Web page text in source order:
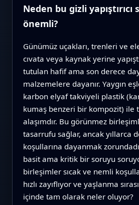
Neden bu gizli yapıştırıcı
önemli?
Günümüz uçakları, trenleri ve
cıvata veya kaynak yerine
tutulan hafif ama son derece
malzemelere dayanır. Yaygın
karbon elyaf takviyeli plastik
kumaş benzeri bir kompozit) ile
alaşımdır. Bu görünmez
tasarrufu sağlar, ancak yıllarca
koşullarına dayanmak
basit ama kritik bir soruyu
birleşimler sıcak ve nemli
hızlı zayıflıyor ve yaşlanma
içinde tam olarak neler oluyor?